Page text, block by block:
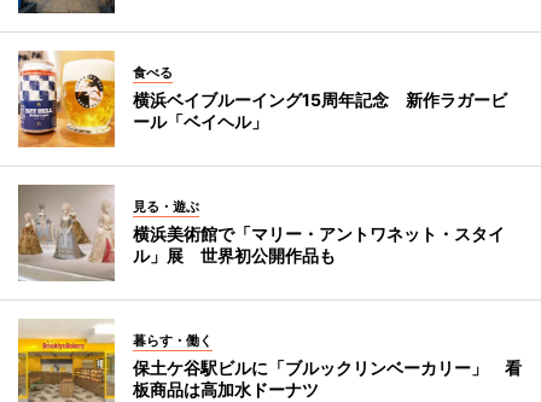
食べる
横浜ベイブルーイング15周年記念 新作ラガービ
ール「ベイヘル」
見る・遊ぶ
横浜美術館で「マリー・アントワネット・スタイ
ル」展 世界初公開作品も
暮らす・働く
保土ケ谷駅ビルに「ブルックリンベーカリー」 看
板商品は高加水ドーナツ